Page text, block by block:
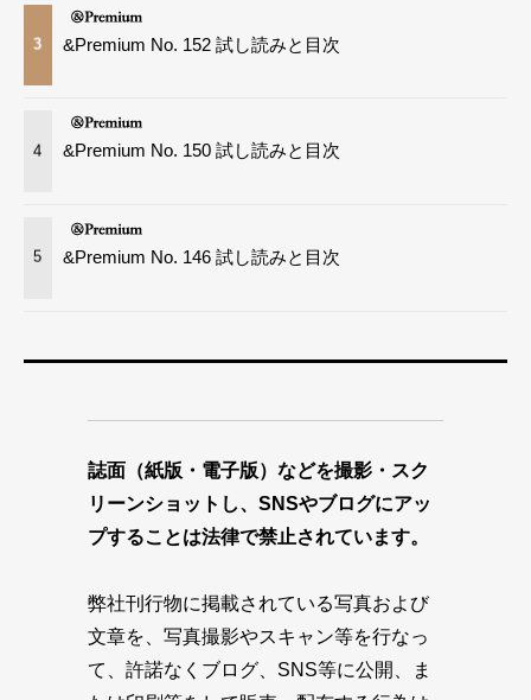
3 &Premium No. 152 試し読みと目次
4 &Premium No. 150 試し読みと目次
5 &Premium No. 146 試し読みと目次
誌面（紙版・電子版）などを撮影・スク
リーンショットし、SNSやブログにアッ
プすることは法律で禁止されています。
弊社刊行物に掲載されている写真および
文章を、写真撮影やスキャン等を行なっ
て、許諾なくブログ、SNS等に公開、ま